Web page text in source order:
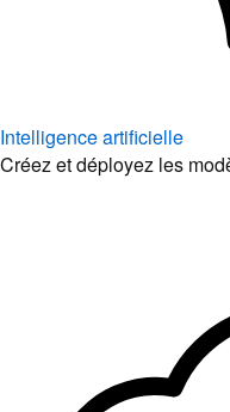
Intelligence artificielle
Créez et déployez les